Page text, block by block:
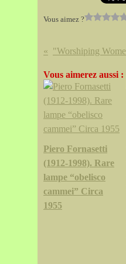
Vous aimez ?
Vous aimerez aussi :
Piero Fornasetti
(1912-1998). Rare
lampe “obelisco
cammei” Circa
1955